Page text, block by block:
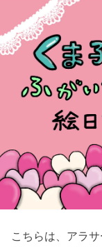
こちらは、アラ